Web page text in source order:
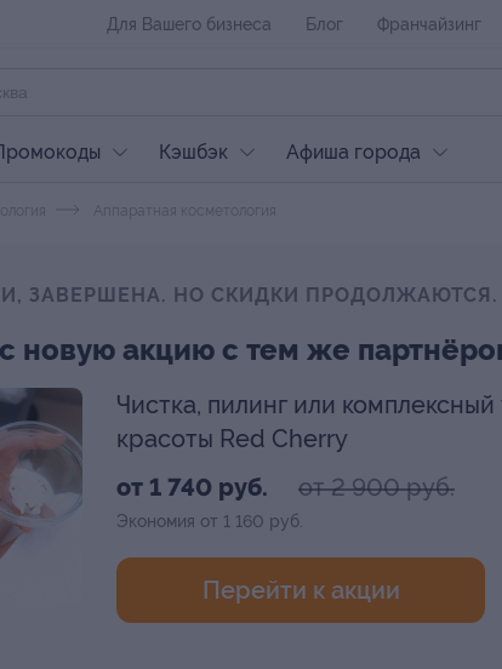
Для Вашего бизнеса Блог Франчайзинг
Кэшбэк Афиша города
Аппаратная косметология
ЗАВЕРШЕНА. НО СКИДКИ ПРОДОЛЖАЮТСЯ.
новую акцию с тем же
Чистка, пилинг или
красоты Red Cherry
от 1 740 руб. от 2 900 руб.
Экономия от 1 160 руб.
Перейти к акции